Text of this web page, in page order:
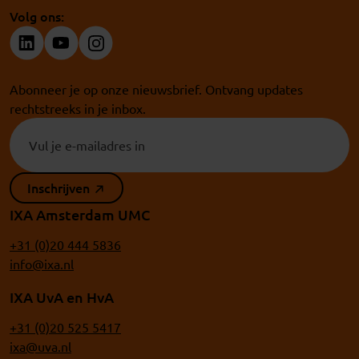
Volg ons:
Abonneer je op onze nieuwsbrief. Ontvang updates
rechtstreeks in je inbox.
Inschrijven
IXA Amsterdam UMC
+31 (0)20 444 5836
info@ixa.nl
IXA UvA en HvA
+31 (0)20 525 5417
ixa@uva.nl